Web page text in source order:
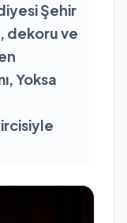
Şehir
dekoru ve
Yoksa